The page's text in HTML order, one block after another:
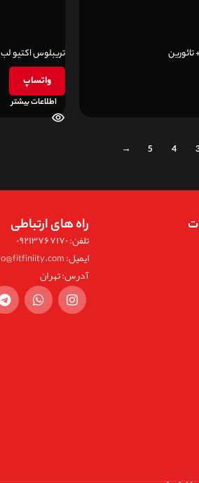
تائورین
تریبلوس اکتیو لب
واتساپ
اطلاعات بیشتر
4
5
→
راه های ارتباطی
تلفن: ۰۹۲۱۳۷۶۷۱۷۰
ایمیل: info@fitfiniity.com
آدرس: تهران